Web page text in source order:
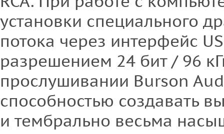
установки специального
потока через интерфейс
разрешением 24 бит / 96
прослушивании Burson
способностью создавать
и тембрально весьма